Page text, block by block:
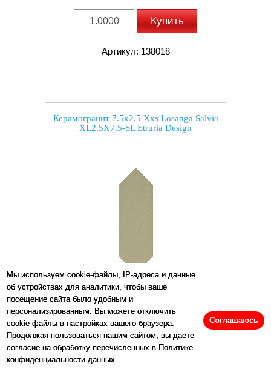
Мы используем cookie-файлы, IP-адреса и данные
об устройствах для аналитики, чтобы ваше
посещение сайта было удобным и
персонализированным. Вы можете отключить
cookie-файлы в настройках вашего браузера.
Продолжая пользоваться нашим сайтом, вы даете
согласие на обработку перечисленных в Политике
конфиденциальности данных.
Соглашаюсь
Купить
Артикул: 138018
Керамогранит 7.5x2.5 Xxs Losanga Salvia
XL2.5X7.5-SL Etruria Design
Размеры:2.5x7.5см
Цена:50р/шт.